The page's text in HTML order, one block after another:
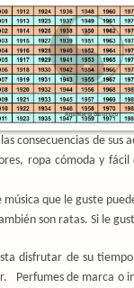
consecuencias de sus
ropa cómoda y
que le guste
son ratas. Si le
disfrutar de su
Perfumes de marca o